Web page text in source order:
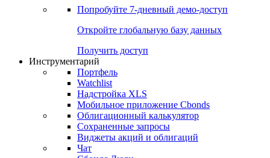
Прогнозы
Консенсусы
Попробуйте7-дневный
Откройте глобальную базу данных
Получить доступ
Инструментарий
Портфель
Watchlist
Надстройка XLS
Мобильное приложение Cbonds